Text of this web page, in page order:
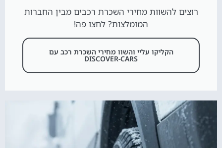
רוצים להשוות מחירי השכרת רכבים מבין החברות
המומלצות? לחצו פה!
הקליקו עליי והשוו מחירי השכרת רכב עם
DISCOVER-CARS